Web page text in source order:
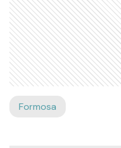
Formosa